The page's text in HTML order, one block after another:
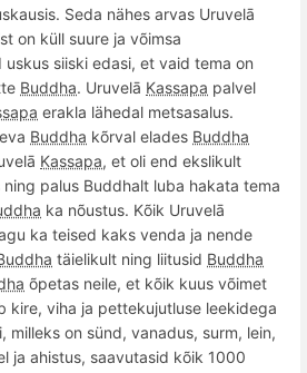
Seda nähes arvas Uruvelā
on küll suure ja võimsa
siiski edasi, et vaid tema on
Buddha. Uruvelā Kassapa palvel
erakla lähedal metsasalus.
Buddha kõrval elades Buddha
ā Kassapa, et oli end ekslikult
palus Buddhalt luba hakata tema
ka nõustus. Kõik Uruvelā
ka teised kaks venda ja nende
täielikult ning liitusid Buddha
õpetas neile, et kõik kuus võimet
kire, viha ja pettekujutluse leekidega
milleks on sünd, vanadus, surm, lein,
ja ahistus, saavutasid kõik 1000